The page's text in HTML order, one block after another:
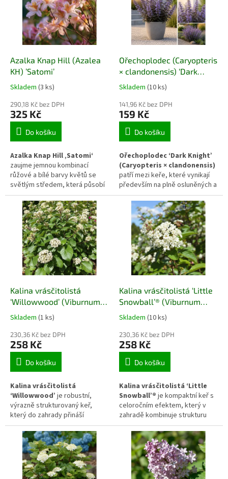
tmavě zeleným listům a
kompaktnímu růstu se uplatňuje
především v nádobách,
chráněných záhonech a jako
solitér v klidových částech
sezóny a dobře zapadá do
klidnějších zahradních
kompozic.
Azalka Knap Hill (Azalea
KH) ’Satomi’
Skladem (3 ks)
290,18 Kč bez DPH
325 Kč
Do košíku
Azalka Knap Hill ‚Satomi‘
zaujme jemnou kombinací
růžové a bílé barvy květů se
světlým středem, která působí
klidně a elegantně. V jarním
období vytváří výrazný, ale
neagresivní akcent a díky
opadavému charakteru nabídne
na podzim další dekorativní
vrstvu v podobě vybarvených
listů.
Ořechoplodec (Caryopteris
× clandonensis) ‘Dark
Knight’ – temně modrý
Skladem (10 ks)
141,96 Kč bez DPH
159 Kč
Do košíku
Ořechoplodec ‘Dark Knight’
(Caryopteris × clandonensis)
patří mezi keře, které vynikají
především na plně osluněných a
teplejších stanovištích. Díky
pozdnímu kvetení a
kompaktnímu růstu se uplatňuje
jako výrazný prvek letních a
podzimních výsadeb, kde
doplňuje trvalky a okrasné trávy
v obdobích, kdy většina keřů již
odkvetla.
Kalina vrásčitolistá
‘Willowwood’ (Viburnum
rhytidophyllum
‘Willowwood’)
Skladem (1 ks)
230,36 Kč bez DPH
258 Kč
Do košíku
Kalina vrásčitolistá
‘Willowwood’ je robustní,
výrazně strukturovaný keř,
který do zahrady přináší
stabilitu a celoroční hmotu. Díky
velkým, kožovitým listům a
pravidelnému růstu se uplatní
jako solitéra i jako zelená clona,
kde vytváří klidné pozadí pro
další kvetoucí dřeviny.
Kalina vrásčitolistá ‘Little
Snowball’® (Viburnum
rhytidophyllum ‘Little
Snowball’®)
Skladem (10 ks)
230,36 Kč bez DPH
258 Kč
Do košíku
Kalina vrásčitolistá ‘Little
Snowball’® je kompaktní keř s
celoročním efektem, který v
zahradě kombinuje strukturu
stálezelených listů s jemným
jarním kvetením. Díky menšímu
vzrůstu se hodí do
předzahrádek, menších zahrad i
smíšených výsadeb, kde vytváří
klidný a stabilní prvek.